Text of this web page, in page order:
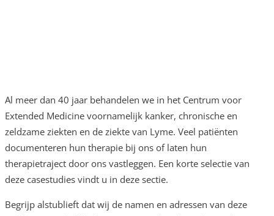
Al meer dan 40 jaar behandelen we in het Centrum voor
Extended Medicine voornamelijk kanker, chronische en
zeldzame ziekten en de ziekte van Lyme. Veel patiënten
documenteren hun therapie bij ons of laten hun
therapietraject door ons vastleggen. Een korte selectie van
deze casestudies vindt u in deze sectie.
Begrijp alstublieft dat wij de namen en adressen van deze